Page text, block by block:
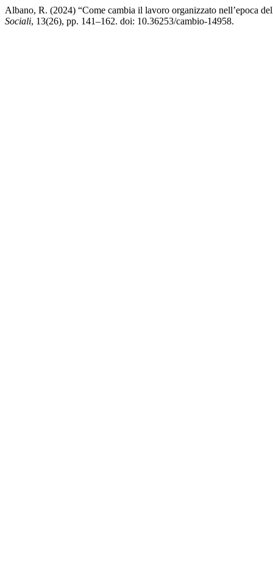
Albano, R. (2024) “Come cambia il lavoro organizzato nell’epoca
Sociali, 13(26), pp. 141–162. doi: 10.36253/cambio-14958.